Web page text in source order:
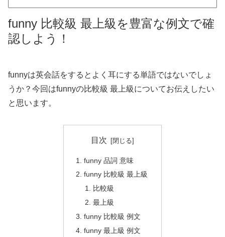
funny 比較級 最上級を豊富な例文で確
認しよう！
funnyは英会話をするとよく耳にする単語ではないでしょ
うか？今回はfunnyの比較級 最上級についてお伝えしたい
と思います。
目次
funny 品詞 意味
funny 比較級 最上級
比較級
最上級
funny 比較級 例文
funny 最上級 例文